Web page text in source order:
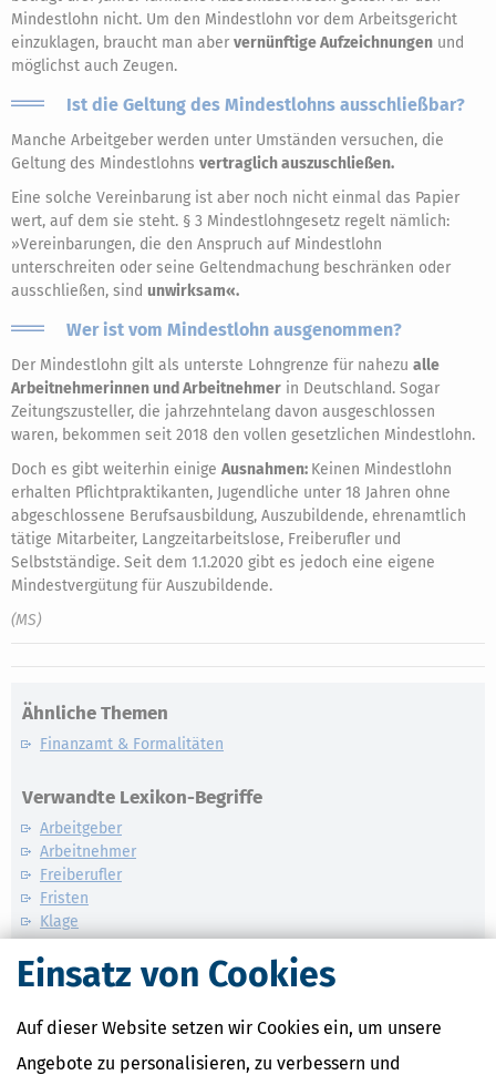
Einsatz von Cookies
Auf dieser Website setzen wir Cookies ein, um unsere
Angebote zu personalisieren, zu verbessern und
Mindestlohn nicht. Um den Mindestlohn vor dem Arbeitsgericht
einzuklagen, braucht man aber vernünftige Aufzeichnungen und
möglichst auch Zeugen.
Ist die Geltung des Mindestlohns ausschließbar?
Manche Arbeitgeber werden unter Umständen versuchen, die
Geltung des Mindestlohns vertraglich auszuschließen.
Eine solche Vereinbarung ist aber noch nicht einmal das Papier
wert, auf dem sie steht. § 3 Mindestlohngesetz regelt nämlich:
»Vereinbarungen, die den Anspruch auf Mindestlohn
unterschreiten oder seine Geltendmachung beschränken oder
ausschließen, sind unwirksam«.
Wer ist vom Mindestlohn ausgenommen?
Der Mindestlohn gilt als unterste Lohngrenze für nahezu alle
Arbeitnehmerinnen und Arbeitnehmer in Deutschland. Sogar
Zeitungszusteller, die jahrzehntelang davon ausgeschlossen
waren, bekommen seit 2018 den vollen gesetzlichen Mindestlohn.
Doch es gibt weiterhin einige Ausnahmen: Keinen Mindestlohn
erhalten Pflichtpraktikanten, Jugendliche unter 18 Jahren ohne
abgeschlossene Berufsausbildung, Auszubildende, ehrenamtlich
tätige Mitarbeiter, Langzeitarbeitslose, Freiberufler und
Selbstständige. Seit dem 1.1.2020 gibt es jedoch eine eigene
Mindestvergütung für Auszubildende.
(MS)
Ähnliche Themen
Finanzamt & Formalitäten
Verwandte Lexikon-Begriffe
Arbeitgeber
Arbeitnehmer
Freiberufler
Fristen
Klage
Weitere News zum Thema
Vermögensbildung mit Aktien - sind Sie dabei?
18.03.2020, 06:13 Uhr]Im Jahr 2019 besaß etwa jeder siebte